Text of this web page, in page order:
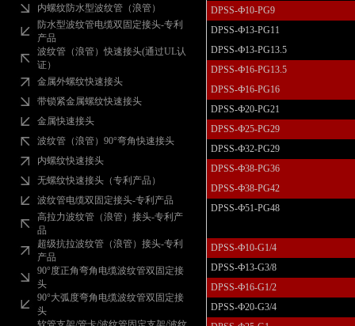
内螺纹防水型波纹管（浪管）
防水型波纹管电缆双固定接头-专利
产品
波纹管（浪管）快速接头(通过UL认
证）
金属外螺纹快速接头
带锁紧金属螺纹快速接头
金属快速接头
波纹管（浪管）90°弯角快速接头
内螺纹快速接头
无螺纹快速接头（专利产品）
波纹管电缆双固定接头-专利产品
高拉力波纹管（浪管）接头-专利产
品
超级抗拉波纹管（浪管）接头-专利
产品
90°度正角弯角电缆波纹管双固定接
头
90°大弧度弯角电缆波纹管双固定接
头
DPSS-Ф10-PG9
DPSS-Ф13-PG11
DPSS-Ф13-PG13.5
DPSS-Ф16-PG13.5
DPSS-Ф16-PG16
DPSS-Ф20-PG21
DPSS-Ф25-PG29
DPSS-Ф32-PG29
DPSS-Ф38-PG36
DPSS-Ф38-PG42
DPSS-Ф51-PG48
DPSS-Ф10-G1/4
DPSS-Ф13-G3/8
DPSS-Ф16-G1/2
DPSS-Ф20-G3/4